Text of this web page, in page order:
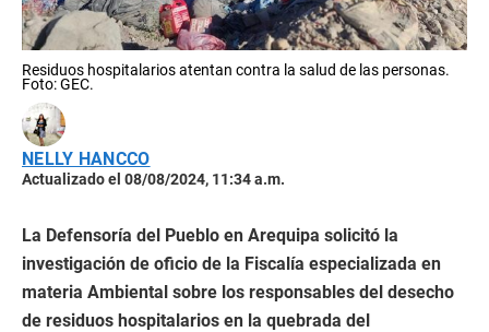
Residuos hospitalarios atentan contra la salud de las personas.
Foto: GEC.
NELLY HANCCO
Actualizado el 08/08/2024, 11:34 a.m.
La Defensoría del Pueblo en Arequipa solicitó la
investigación de oficio de la Fiscalía especializada en
materia Ambiental sobre los responsables del desecho
de residuos hospitalarios en la quebrada del